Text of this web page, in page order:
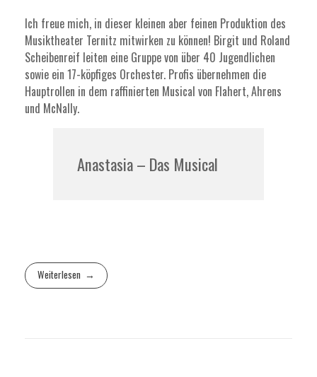
Ich freue mich, in dieser kleinen aber feinen Produktion des
Musiktheater Ternitz mitwirken zu können! Birgit und Roland
Scheibenreif leiten eine Gruppe von über 40 Jugendlichen
sowie ein 17-köpfiges Orchester. Profis übernehmen die
Hauptrollen in dem raffinierten Musical von Flahert, Ahrens
und McNally.
Anastasia – Das Musical
Weiterlesen